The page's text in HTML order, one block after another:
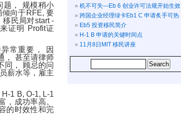
题， 规模稍小
向于RFE,要
移民局对start -
证明 Profit证
常重要， 因
， 甚至请律师
同， 顾忌的问
薪水等，雇主
H-1 B, O-1, L-1
成功率高。
的时效性和完
机不可失—Eb 6 创业许可法规开始生效
跨国企业经理绿卡Eb1 C 申请炙手可热
Eb5 投资移民简介
H-1 B 申请的关键时间点
11月8日MIT 移民讲座